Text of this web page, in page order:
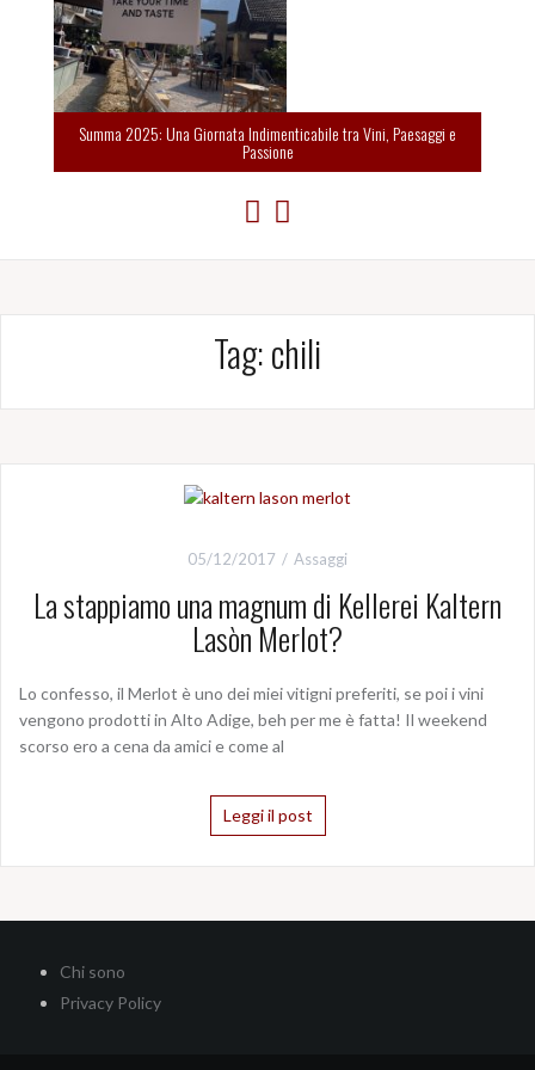
Summa 2025: Una Giornata Indimenticabile tra Vini, Paesaggi e
Passione
Tag:chili
05/12/2017 Assaggi
La stappiamo una magnum di Kellerei Kaltern
Lasòn Merlot?
Lo confesso, il Merlot è uno dei miei vitigni preferiti, se poi i vini
vengono prodotti in Alto Adige, beh per me è fatta! Il weekend
scorso ero a cena da amici e come al
Leggi il post
Chi sono
Privacy Policy